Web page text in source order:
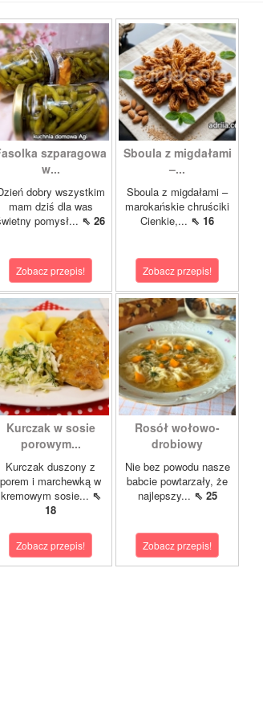
szparagowa
w...
dobry wszystkim
mam dziś dla was
pomysł... ⇖ 26
Zobacz przepis!
Sboula z migdałami
–...
Sboula z migdałami –
marokańskie chruściki
Cienkie,... ⇖ 16
Zobacz przepis!
Kurczak w sosie
porowym...
Kurczak duszony z
porem i marchewką w
kremowym sosie... ⇖
18
Zobacz przepis!
Rosół wołowo-
drobiowy
Nie bez powodu nasze
babcie powtarzały, że
najlepszy... ⇖ 25
Zobacz przepis!